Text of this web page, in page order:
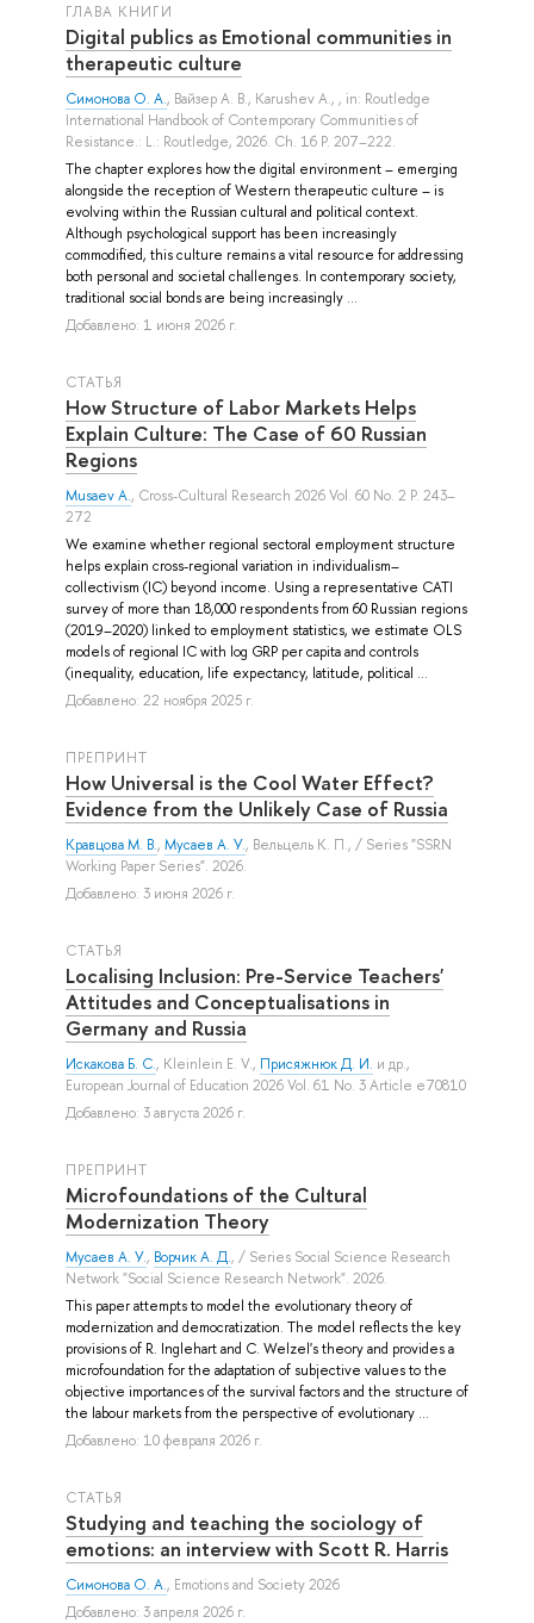
ГЛАВА КНИГИ
Digital publics as Emotional communities in
therapeutic culture
Симонова О. А., Вайзер А. В., Karushev A., , in: Routledge
International Handbook of Contemporary Communities of
Resistance.: L.: Routledge, 2026. Ch. 16 P. 207–222.
The chapter explores how the digital environment – emerging
alongside the reception of Western therapeutic culture – is
evolving within the Russian cultural and political context.
Although psychological support has been increasingly
commodified, this culture remains a vital resource for addressing
both personal and societal challenges. In contemporary society,
traditional social bonds are being increasingly ...
Добавлено: 1 июня 2026 г.
СТАТЬЯ
How Structure of Labor Markets Helps
Explain Culture: The Case of 60 Russian
Regions
Musaev A., Cross-Cultural Research 2026 Vol. 60 No. 2 P. 243–
272
We examine whether regional sectoral employment structure
helps explain cross-regional variation in individualism–
collectivism (IC) beyond income. Using a representative CATI
survey of more than 18,000 respondents from 60 Russian regions
(2019–2020) linked to employment statistics, we estimate OLS
models of regional IC with log GRP per capita and controls
(inequality, education, life expectancy, latitude, political ...
Добавлено: 22 ноября 2025 г.
ПРЕПРИНТ
How Universal is the Cool Water Effect?
Evidence from the Unlikely Case of Russia
Кравцова М. В., Мусаев А. У., Вельцель К. П., / Series "SSRN
Working Paper Series". 2026.
Добавлено: 3 июня 2026 г.
СТАТЬЯ
Localising Inclusion: Pre-Service Teachers'
Attitudes and Conceptualisations in
Germany and Russia
Искакова Б. С., Kleinlein E. V., Присяжнюк Д. И. и др.,
European Journal of Education 2026 Vol. 61 No. 3 Article e70810
Добавлено: 3 августа 2026 г.
ПРЕПРИНТ
Microfoundations of the Cultural
Modernization Theory
Мусаев А. У., Ворчик А. Д., / Series Social Science Research
Network "Social Science Research Network". 2026.
This paper attempts to model the evolutionary theory of
modernization and democratization. The model reflects the key
provisions of R. Inglehart and C. Welzel's theory and provides a
microfoundation for the adaptation of subjective values to the
objective importances of the survival factors and the structure of
the labour markets from the perspective of evolutionary ...
Добавлено: 10 февраля 2026 г.
СТАТЬЯ
Studying and teaching the sociology of
emotions: an interview with Scott R. Harris
Симонова О. А., Emotions and Society 2026
Добавлено: 3 апреля 2026 г.